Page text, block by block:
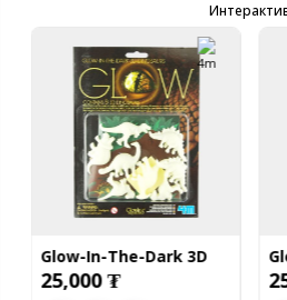
Glow-In-The-Dark 3D
Dinosaur
25,000 ₮